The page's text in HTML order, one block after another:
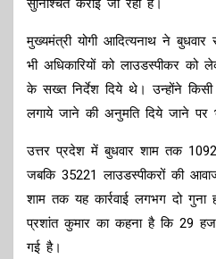
सुनिश्चित कराई जा रही है।
मुख्यमंत्री योगी आदित्यनाथ ने बुधवार
भी अधिकारियों को लाउडस्पीकर को
के सख्त निर्देश दिये थे। उन्होंने
लगाये जाने की अनुमति दिये जाने पर
उत्तर प्रदेश में बुधवार शाम तक
जबकि 35221 लाउडस्पीकरों की
शाम तक यह कार्रवाई लगभग दो गुना
प्रशांत कुमार का कहना है कि 29
गई है।